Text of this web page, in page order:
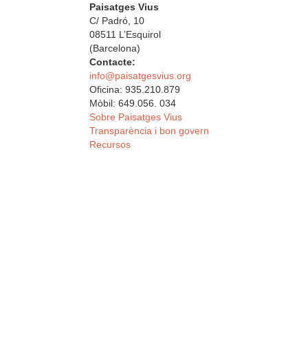
Paisatges Vius
C/ Padró, 10
08511 L’Esquirol
(Barcelona)
Contacte:
info@paisatgesvius.org
Oficina: 935.210.879
Mòbil: 649.056. 034
Sobre Paisatges Vius
Transparència i bon govern
Recursos